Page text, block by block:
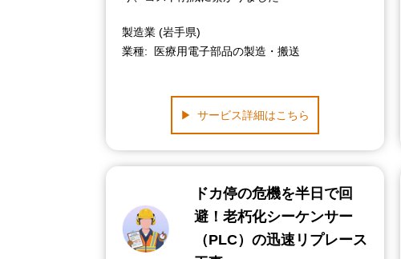
製造業 (岩手県)
業種
医療用電子部品の製造・搬送
サービス詳細はこちら
ドカ停の危機を半日で回
避！老朽化シーケンサー
（PLC）の迅速リプレース